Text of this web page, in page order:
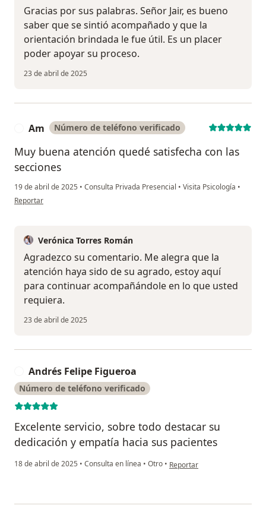
Gracias por sus palabras. Señor Jair, es bueno
saber que se sintió acompañado y que la
orientación brindada le fue útil. Es un placer
poder apoyar su proceso.
23 de abril de 2025
Am Número de teléfono verificado
Muy buena atención quedé satisfecha con las
secciones
19 de abril de 2025 • Consulta Privada Presencial • Visita Psicología •
en opinión del usuario Am
Reportar
Verónica Torres Román
Agradezco su comentario. Me alegra que la
atención haya sido de su agrado, estoy aquí
para continuar acompañándole en lo que usted
requiera.
23 de abril de 2025
Andrés Felipe Figueroa
Número de teléfono verificado
Excelente servicio, sobre todo destacar su
dedicación y empatía hacia sus pacientes
18 de abril de 2025 • Consulta en línea • Otro • en opinión del usuario
Reportar